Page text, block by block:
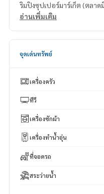
ริมปิงซุปเปอร์มาร์เก็ต (ตลาด
ที)
อ่านเพิ่มเติม
จุดเด่นทรัพย์
เครื่องครัว
ทีวี
เครื่องซักผ้า
เครื่องทำน้ำอุ่น
ที่จอดรถ
สระว่ายน้ำ